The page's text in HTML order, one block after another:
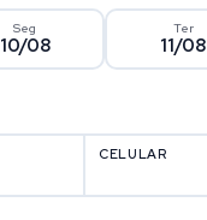
Seg
10/08
Ter
11/08
CELULAR